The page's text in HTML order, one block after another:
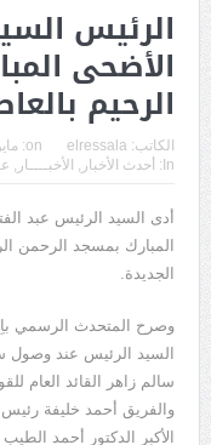
الرئيس
الأضحى
الرحيم
الكاتب: elressala
on: مايو 27,
In:
أحدث الأخبار , الأخبــــار ,
أدى السيد الرئيس عبد
المبارك بمسجد الرحمن
الجديدة.
وصرح المتحدث الرسمي
السيد الرئيس عند وصول
سالم زاهر القائد العام
والفريق أحمد خليفة
الأكبر الدكتور أحمد